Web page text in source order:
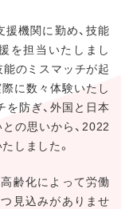
機関に勤め、技能
を担当いたしまし
能のミスマッチが起
に数々体験いたし
を防ぎ、外国と日本
の思いから、2022
しました。
齢化によって労働
見込みがありませ